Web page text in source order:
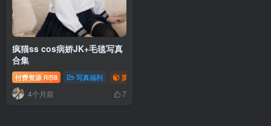
疯猫ss cos病娇JK+毛毯写真
合集
付费资源 R币8 写真福利 萝莉写真照片专题
4个月前 7